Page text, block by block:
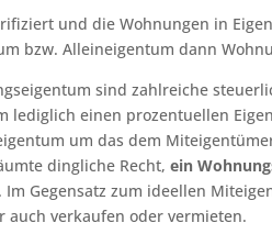
und die Wohnungen in
bzw. Alleineigentum dann
sind zahlreiche
lediglich einen prozentuellen
um das dem
dingliche Recht, ein
Gegensatz zum ideellen
auch verkaufen oder vermieten.